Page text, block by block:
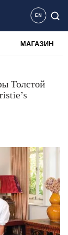
EN
МАГАЗИН
Толстой